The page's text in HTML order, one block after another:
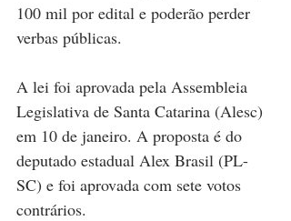
100 mil por edital e poderão perder
verbas públicas.
A lei foi aprovada pela Assembleia
Legislativa de Santa Catarina (Alesc)
em 10 de janeiro. A proposta é do
deputado estadual Alex Brasil (PL-
SC) e foi aprovada com sete votos
contrários.